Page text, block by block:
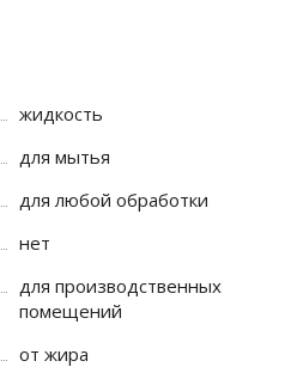
жидкость
для мытья
для любой обработки
нет
для производственных
помещений
от жира